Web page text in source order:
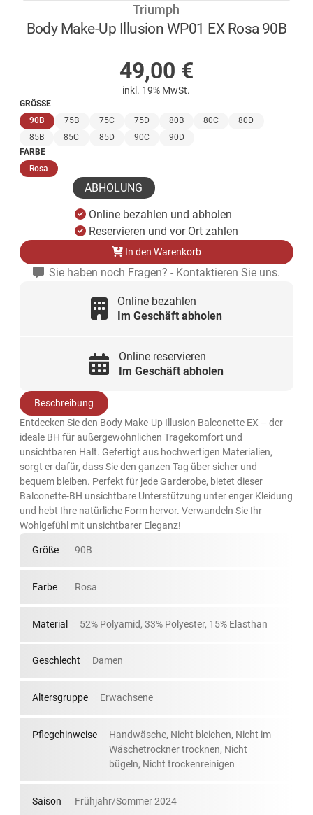
Triumph
Body Make-Up Illusion WP01 EX Rosa 90B
49,00 €
inkl. 19% MwSt.
GRÖSSE
90B (ausgewählt)
75B 75C 75D 80B 80C
80D
85B
85C 85D 90C
90D
FARBE
Rosa (ausgewählt)
ABHOLUNG
Online bezahlen und abholen
Reservieren und vor Ort zahlen
In den Warenkorb
Sie haben noch Fragen? - Kontaktieren Sie uns.
Online bezahlen
Im Geschäft abholen
Online reservieren
Im Geschäft abholen
Beschreibung
Entdecken Sie den Body Make-Up Illusion Balconette EX – der
ideale BH für außergewöhnlichen Tragekomfort und
unsichtbaren Halt. Gefertigt aus hochwertigen Materialien,
sorgt er dafür, dass Sie den ganzen Tag über sicher und
bequem bleiben. Perfekt für jede Garderobe, bietet dieser
Balconette-BH unsichtbare Unterstützung unter enger Kleidung
und hebt Ihre natürliche Form hervor. Verwandeln Sie Ihr
Wohlgefühl mit unsichtbarer Eleganz!
Größe 90B
Farbe Rosa
Material 52% Polyamid, 33% Polyester, 15% Elasthan
Geschlecht Damen
Altersgruppe Erwachsene
Pflegehinweise
Handwäsche, Nicht bleichen, Nicht im
Wäschetrockner trocknen, Nicht
bügeln, Nicht trockenreinigen
Saison Frühjahr/Sommer 2024